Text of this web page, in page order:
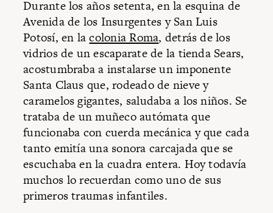
Durante los años setenta, en la esquina de
Avenida de los Insurgentes y San Luis
Potosí, en lacolonia Roma, detrás de los
vidrios de un escaparate de la tienda Sears,
acostumbraba a instalarse un imponente
Santa Claus que, rodeado de nieve y
caramelos gigantes, saludaba a los niños. Se
trataba de un muñeco autómata que
funcionaba con cuerda mecánica y que cada
tanto emitía una sonora carcajada que se
escuchaba en la cuadra entera. Hoy todavía
muchos lo recuerdan como uno de sus
primeros traumas infantiles.